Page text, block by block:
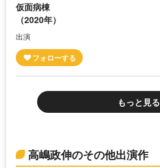
仮面病棟
（2020年）
出演
もっと見る
高嶋政伸のその他出演作